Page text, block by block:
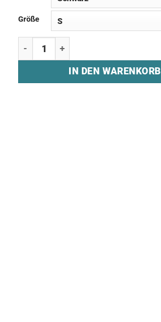
Größe
T-Shirt "DHCJ - #DHCJ4LIFE" Menge
IN DEN WARENKORB